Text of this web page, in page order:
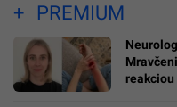
PREMIUM
reakciou